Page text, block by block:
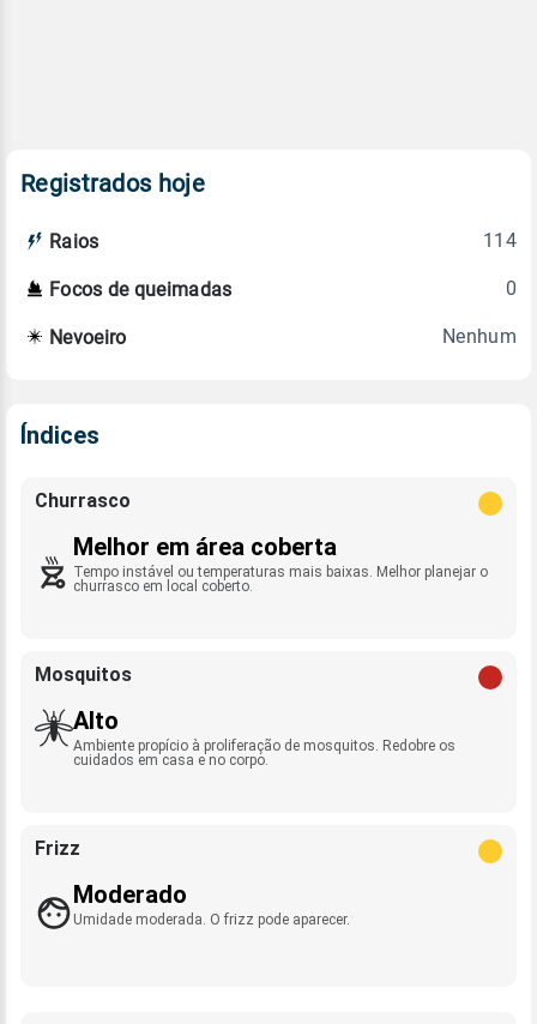
Registrados hoje
Raios 114
Focos de queimadas 0
Nevoeiro Nenhum
Índices
Churrasco
Melhor em área coberta
Tempo instável ou temperaturas mais baixas. Melhor planejar o
churrasco em local coberto.
Mosquitos
Alto
Ambiente propício à proliferação de mosquitos. Redobre os
cuidados em casa e no corpo.
Frizz
Moderado
Umidade moderada. O frizz pode aparecer.